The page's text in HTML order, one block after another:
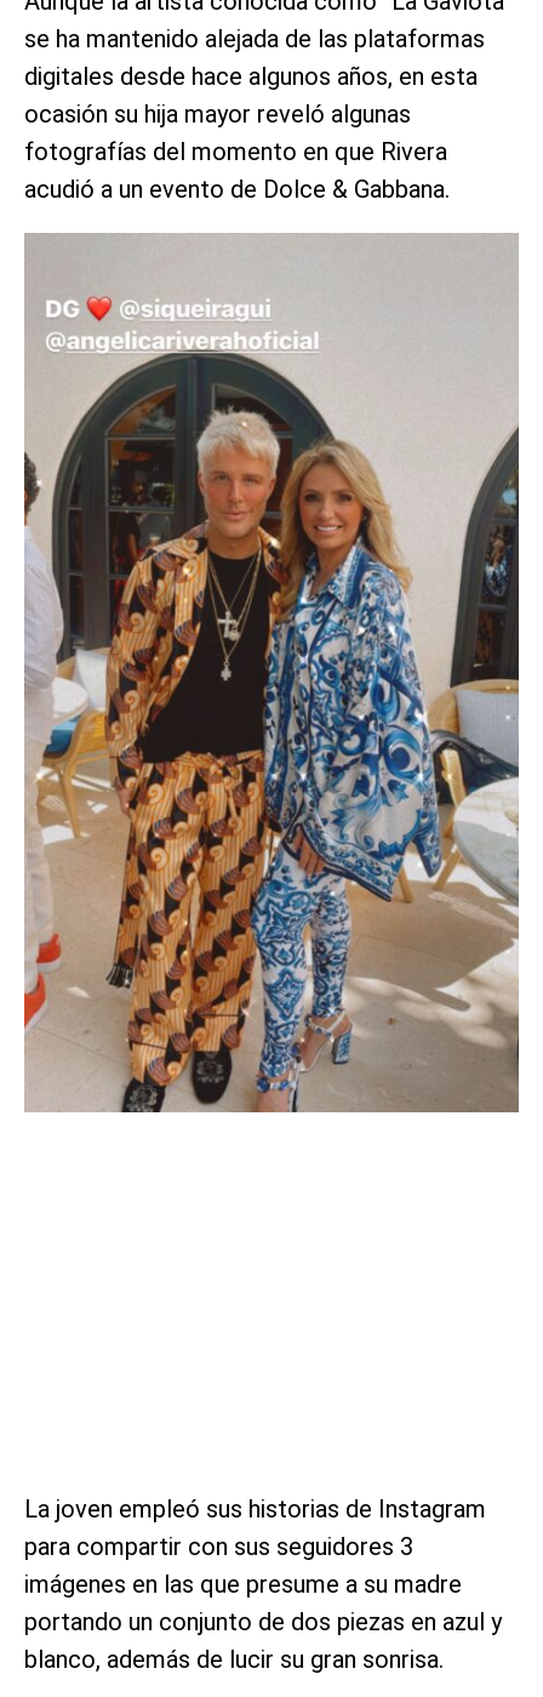
se ha mantenido alejada de las plataformas
digitales desde hace algunos años, en esta
ocasión su hija mayor reveló algunas
fotografías del momento en que Rivera
acudió a un evento de Dolce & Gabbana.
La joven empleó sus historias de Instagram
para compartir con sus seguidores 3
imágenes en las que presume a su madre
portando un conjunto de dos piezas en azul y
blanco, además de lucir su gran sonrisa.